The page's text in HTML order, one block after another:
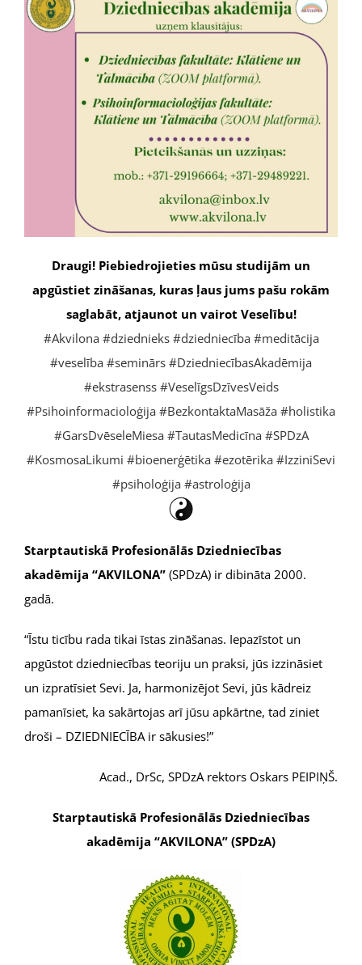
Draugi! Piebiedrojieties mūsu studijām un
apgūstiet zināšanas, kuras ļaus jums pašu rokām
saglabāt, atjaunot un vairot Veselību!
#Akvilona #dziednieks #dziedniecība #meditācija
#veselība #seminārs #DziedniecībasAkadēmija
#ekstrasenss #VeselīgsDzīvesVeids
#Psihoinformacioloģija #BezkontaktaMasāža #holistika
#GarsDvēseleMiesa #TautasMedicīna #SPDzA
#KosmosaLikumi #bioenerģētika #ezotērika #IzziniSevi
#psiholoģija #astroloģija
Starptautiskā Profesionālās Dziedniecības
akadēmija “AKVILONA” (SPDzA) ir dibināta 2000.
gadā.
“Īstu ticību rada tikai īstas zināšanas. Iepazīstot un
apgūstot dziedniecības teoriju un praksi, jūs izzināsiet
un izpratīsiet Sevi. Ja, harmonizējot Sevi, jūs kādreiz
pamanīsiet, ka sakārtojas arī jūsu apkārtne, tad ziniet
droši – DZIEDNIECĪBA ir sākusies!”
Acad., DrSc, SPDzA rektors Oskars PEIPIŅŠ.
Starptautiskā Profesionālās Dziedniecības
akadēmija “AKVILONA” (SPDzA)